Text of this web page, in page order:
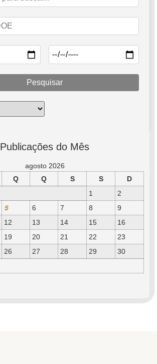
Pesquisar
Publicações do Mês
agosto 2026
Q Q S S
D
1
2
5 6 7 8
9
12 13 14 15
16
19 20 21 22
23
26 27 28 29
30